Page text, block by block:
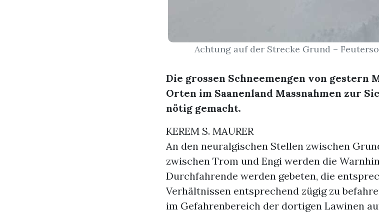
Achtung auf der Strecke Grund –
Die grossen Schneemengen von gestern
Orten im Saanenland Massnahmen zur
nötig gemacht.
KEREM S. MAURER
An den neuralgischen Stellen zwischen
zwischen Trom und Engi werden die
Durchfahrende werden gebeten, die
Verhältnissen entsprechend zügig zu
im Gefahrenbereich der dortigen Lawinen